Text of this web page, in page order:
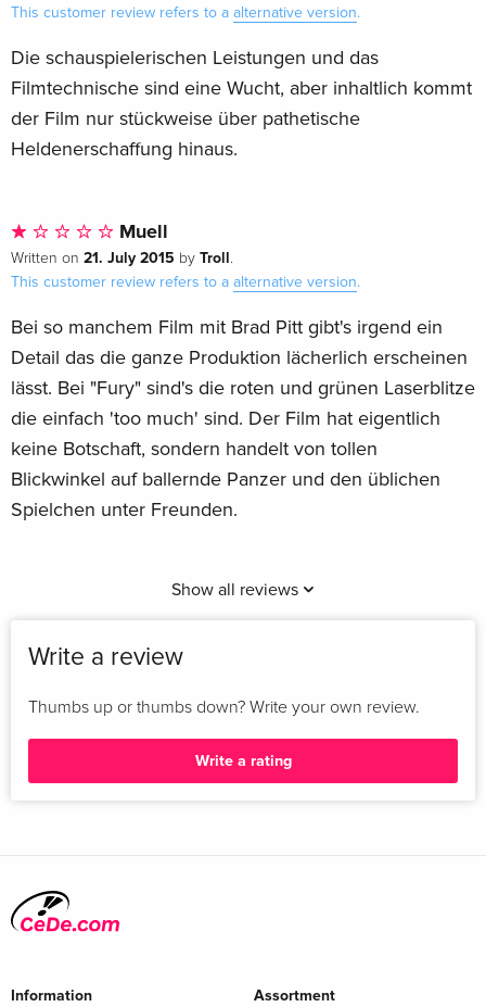
This customer review refers to a alternative version.
Die schauspielerischen Leistungen und das
Filmtechnische sind eine Wucht, aber inhaltlich kommt
der Film nur stückweise über pathetische
Heldenerschaffung hinaus.
Muell
Written on 21. July 2015 by Troll.
This customer review refers to a alternative version.
Bei so manchem Film mit Brad Pitt gibt's irgend ein
Detail das die ganze Produktion lächerlich erscheinen
lässt. Bei "Fury" sind's die roten und grünen Laserblitze
die einfach 'too much' sind. Der Film hat eigentlich
keine Botschaft, sondern handelt von tollen
Blickwinkel auf ballernde Panzer und den üblichen
Spielchen unter Freunden.
Show all reviews
Write a review
Thumbs up or thumbs down? Write your own review.
Write a rating
Information Assortment